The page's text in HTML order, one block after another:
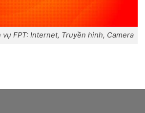
FPT: Internet, Truyền hình, Camera